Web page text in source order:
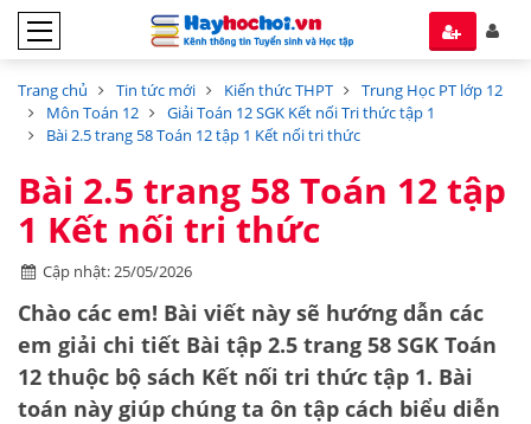
Trang chủ Tin tức mới Kiến thức THPT
Trung Học PT lớp 12
Môn Toán 12
Giải Toán 12 SGK Kết nối Tri thức tập 1
Bài 2.5 trang 58 Toán 12 tập 1 Kết nối tri thức
Bài 2.5 trang 58 Toán 12 tập
1 Kết nối tri thức
Cập nhật: 25/05/2026
Chào các em! Bài viết này sẽ hướng dẫn các
em giải chi tiết Bài tập 2.5 trang 58 SGK Toán
12 thuộc bộ sách Kết nối tri thức tập 1. Bài
toán này giúp chúng ta ôn tập cách biểu diễn